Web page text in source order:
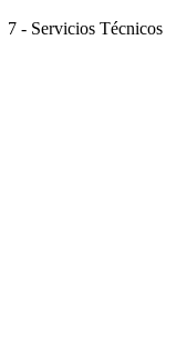
7 - Servicios Técnicos